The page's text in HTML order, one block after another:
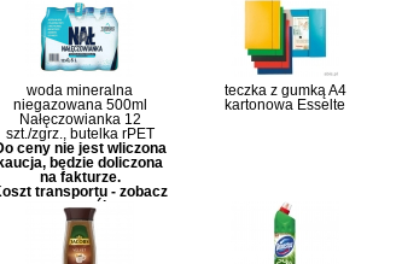
woda mineralna
niegazowana 500ml
Nałęczowianka 12
szt./zgrz., butelka rPET
ceny nie jest wliczona
będzie doliczona
na fakturze.
transportu - zobacz
szczegóły
teczka z gumką A4
kartonowa Esselte